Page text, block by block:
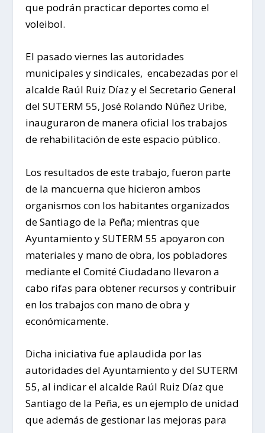
que podrán practicar deportes como el
voleibol.
El pasado viernes las autoridades
municipales y sindicales, encabezadas por el
alcalde Raúl Ruiz Díaz y el Secretario General
del SUTERM 55, José Rolando Núñez Uribe,
inauguraron de manera oficial los trabajos
de rehabilitación de este espacio público.
Los resultados de este trabajo, fueron parte
de la mancuerna que hicieron ambos
organismos con los habitantes organizados
de Santiago de la Peña; mientras que
Ayuntamiento y SUTERM 55 apoyaron con
materiales y mano de obra, los pobladores
mediante el Comité Ciudadano llevaron a
cabo rifas para obtener recursos y contribuir
en los trabajos con mano de obra y
económicamente.
Dicha iniciativa fue aplaudida por las
autoridades del Ayuntamiento y del SUTERM
55, al indicar el alcalde Raúl Ruiz Díaz que
Santiago de la Peña, es un ejemplo de unidad
que además de gestionar las mejoras para